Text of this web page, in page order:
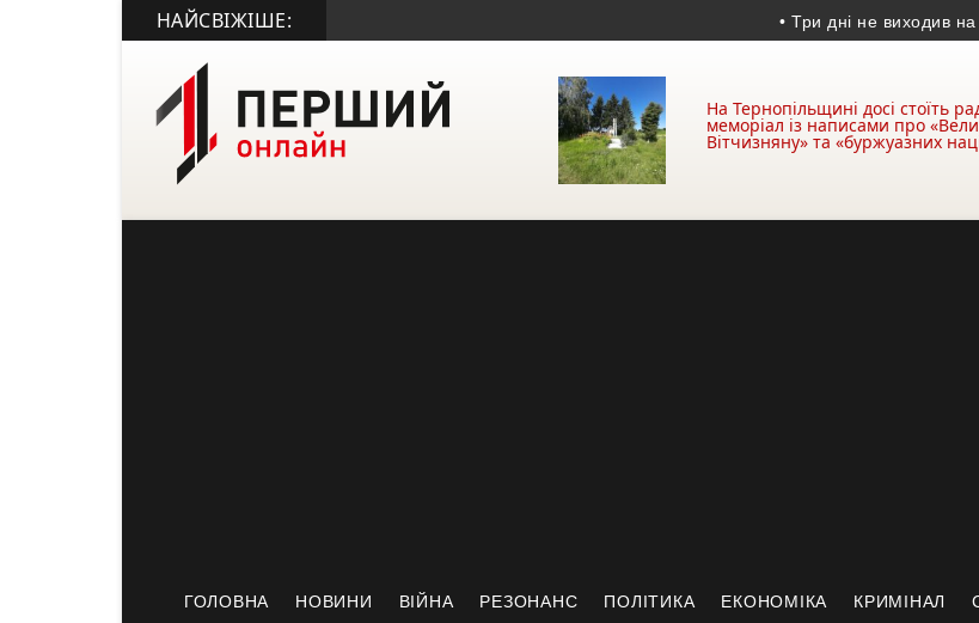
НАЙСВІЖІШЕ: • Три дні не виходив на
На Тернопільщині досі стоїть
меморіал із написами про
Вітчизняну» та «буржуазних
ГОЛОВНА НОВИНИ ВІЙНА РЕЗОНАНС ПОЛІТИКА ЕКОНОМІКА КРИМІНАЛ